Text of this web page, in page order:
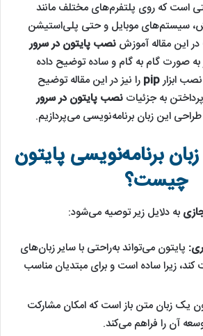
است که روی پلتفرم‌های مختلف مانند
سیستم‌های موبایل و حتی پلی‌استیشن
این مقاله آموزش نصب پایتون در سرور
به صورت گام به گام و ساده توضیح داده
ابزارpip را نیز در این مقاله توضیح
به جزئیات نصب پایتون در سرور
این زبان برنامه‌نویسی می‌پردازیم.
برنامه‌نویسی پایتون
چیست؟
به دلایل زیر توصیه می‌شود:
پایتون می‌تواند به‌راحتی با سایر زبان‌های
کند، زیرا ساده است و برای مبتدیان مناسب
یک زبان متن باز است که امکان مشارکت
آن را فراهم می‌کند.